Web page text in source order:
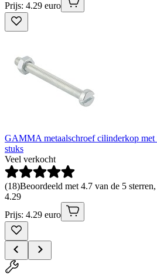
Prijs: 4.29 euro
GAMMA metaalschroef cilinderkop
stuks
Veel verkocht
(18)Beoordeeld met 4.7 van de 5
4.29
Prijs: 4.29 euro